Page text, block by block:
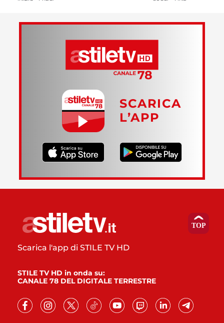
SCARICA
L’APP
Scarica l'app di STILE TV HD
STILE TV HD in onda su:
CANALE 78 DEL DIGITALE TERRESTRE